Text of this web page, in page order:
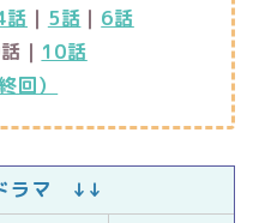
話 ｜ 5話 ｜ 6話
｜ 10話
回）
ラマ ↓↓